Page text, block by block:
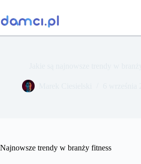
treści
Najnowsze trendy w branży fitness